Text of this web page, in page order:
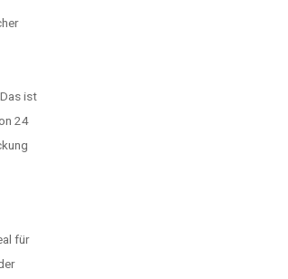
ist
24
für